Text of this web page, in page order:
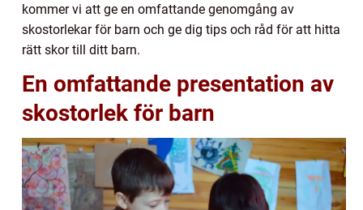
kommer vi att ge en omfattande genomgång av
skostorlekar för barn och ge dig tips och råd för att hitta
rätt skor till ditt barn.
En omfattande presentation av
skostorlek för barn